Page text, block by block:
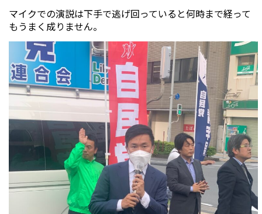
マイクでの演説は下手で逃げ回っていると何時まで経って
もうまく成りません。